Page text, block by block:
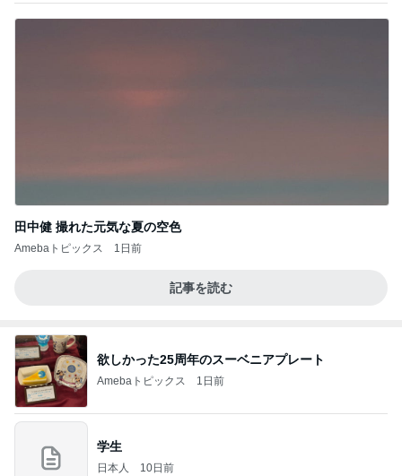
田中健 撮れた元気な夏の空色
Amebaトピックス 1日前
記事を読む
欲しかった25周年のスーベニアプレート
Amebaトピックス 1日前
学生
日本人 10日前